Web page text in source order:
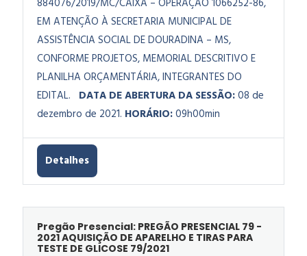
884076/2019/MC/CAIXA – OPERAÇÃO 1066252-86,
EM ATENÇÃO À SECRETARIA MUNICIPAL DE
ASSISTÊNCIA SOCIAL DE DOURADINA – MS,
CONFORME PROJETOS, MEMORIAL DESCRITIVO E
PLANILHA ORÇAMENTÁRIA, INTEGRANTES DO
EDITAL. DATA DE ABERTURA DA SESSÃO:08 de
dezembro de 2021. HORÁRIO:09h00min
Detalhes
Pregão Presencial: PREGÃO PRESENCIAL 79 -
2021 AQUISIÇÃO DE APARELHO E TIRAS PARA
TESTE DE GLICOSE 79/2021